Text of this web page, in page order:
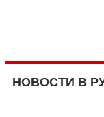
НОВОСТИ В